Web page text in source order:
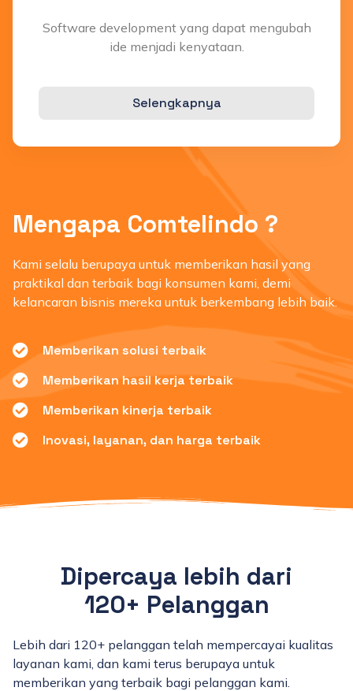
Software development yang dapat mengubah
ide menjadi kenyataan.
Selengkapnya
Mengapa Comtelindo ?
Kami selalu berupaya untuk memberikan hasil yang
praktikal dan terbaik bagi konsumen kami, demi
kelancaran bisnis mereka untuk berkembang lebih baik.
Memberikan solusi terbaik
Memberikan hasil kerja terbaik
Memberikan kinerja terbaik
Inovasi, layanan, dan harga terbaik
Dipercaya lebih dari
120+ Pelanggan
Lebih dari 120+ pelanggan telah mempercayai kualitas
layanan kami, dan kami terus berupaya untuk
memberikan yang terbaik bagi pelanggan kami.